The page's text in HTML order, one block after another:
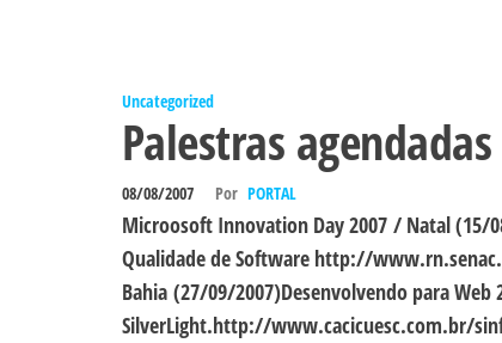
Uncategorized
Palestras
08/08/2007 Por PORTAL
Microosoft Innovation Day 2007 / Natal (15/
Qualidade de Software http://
Bahia (27/09/2007)Desenvolvendo para Web
SilverLight.http://www.cacicuesc.com.br/